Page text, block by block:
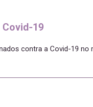
Covid-19
contra a Covid-19 no